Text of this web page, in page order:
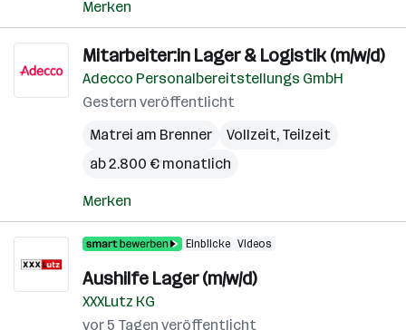
Merken
Mitarbeiter:in Lager & Logistik (m/w/d)
Adecco Personalbereitstellungs GmbH
Gestern veröffentlicht
Matrei am Brenner
Vollzeit, Teilzeit
ab 2.800 € monatlich
Merken
Einblicke Videos
Aushilfe Lager (m/w/d)
XXXLutz KG
vor 5 Tagen veröffentlicht